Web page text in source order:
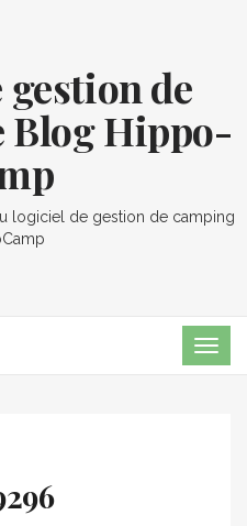
de
Blog Hippo-
logiciel de gestion de camping